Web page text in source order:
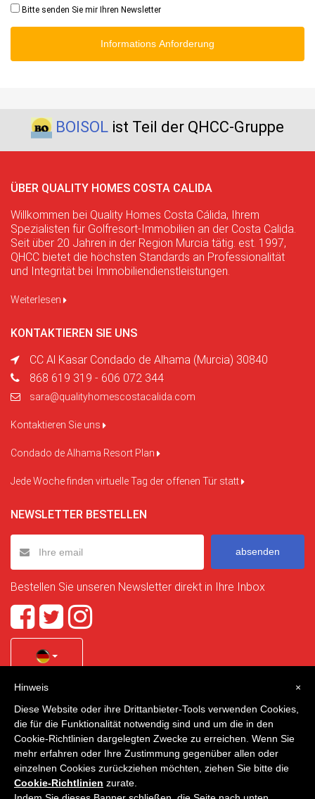
Bitte senden Sie mir Ihren Newsletter
Informations Anforderung
BOISOL ist Teil der QHCC-Gruppe
ÜBER QUALITY HOMES COSTA CALIDA
Willkommen bei Quality Homes Costa Cálida, Ihrem
Spezialisten für Golfresort-Immobilien an der Costa Calida.
Seit über 20 Jahren in der Region Murcia tätig. est. 1997,
QHCC bietet die höchsten Standards an Professionalität
und Integrität bei Immobiliendienstleistungen.
Weiterlesen
KONTAKTIEREN SIE UNS
CC Al Kasar Condado de Alhama (Murcia) 30840
868 619 319 - 606 072 344
sara@qualityhomescostacalida.com
Kontaktieren Sie uns
Condado de Alhama Resort Plan
Jede Woche finden virtuelle Tag der offenen Tür statt
NEWSLETTER BESTELLEN
absenden
Bestellen Sie unseren Newsletter direkt in Ihre Inbox
Quality Homes Costa Calida is a registered trademark of
La Manga Holiday Home SL duly registered with CIF / tax
no. B-30750053 and address: Bella Luz 07-05, 30389 La
Manga Club, Cartagena, Murcia, Spain.
×
Hinweis
Diese Website oder ihre Drittanbieter-Tools verwenden Cookies,
die für die Funktionalität notwendig sind und um die in den
Cookie-Richtlinien dargelegten Zwecke zu erreichen. Wenn Sie
mehr erfahren oder Ihre Zustimmung gegenüber allen oder
einzelnen Cookies zurückziehen möchten, ziehen Sie bitte die
Cookie-Richtlinien zurate.